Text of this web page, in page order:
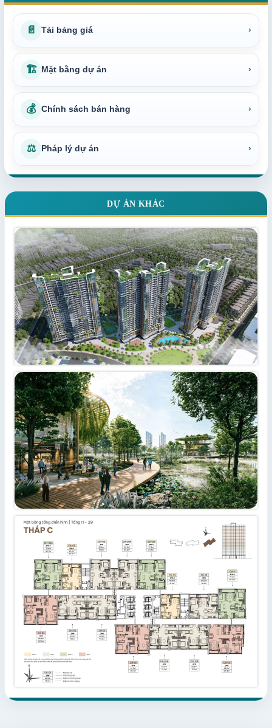
📄 Tải bảng giá ›
🏗 Mặt bằng dự án ›
💰 Chính sách bán hàng ›
⚖ Pháp lý dự án ›
DỰ ÁN KHÁC